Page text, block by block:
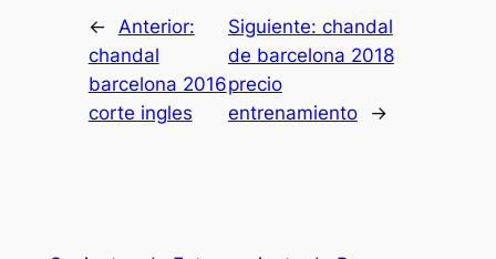
←
Anterior:
chandal
barcelona 2016
corte ingles
Siguiente: chandal
de barcelona 2018
precio
entrenamiento
→